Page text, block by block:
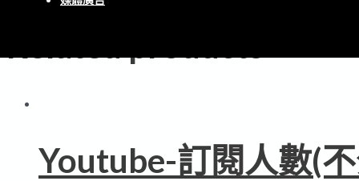
Youtube-訂閱人數(